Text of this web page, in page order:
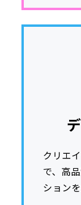
クリエ
で、高
ションを